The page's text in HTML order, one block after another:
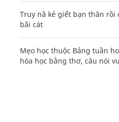
Truy nã kẻ giết bạn thân rồi
bãi cát
Mẹo học thuộc Bảng tuần
hóa học bằng thơ, câu nói